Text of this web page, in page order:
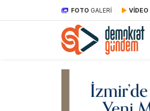
FOTO GALERİ VİDEO